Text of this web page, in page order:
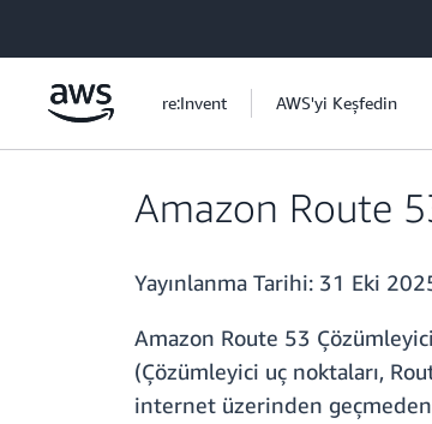
re:Invent AWS'yi Keşfedin
Amazon Route
Yayınlanma Tarihi: 31 Eki
Amazon Route 53
(Çözümleyici uç noktaları,
internet üzerinden